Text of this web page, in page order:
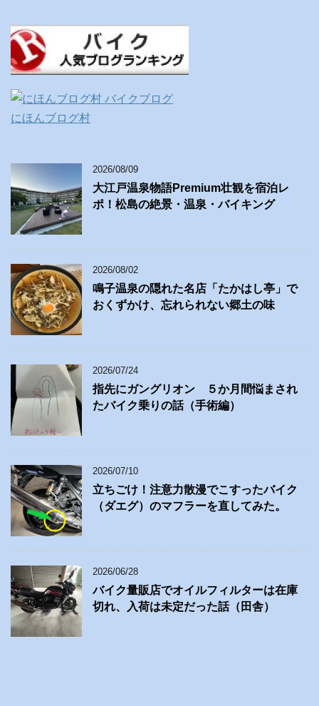
にほんブログ村
2026/08/09
大江戸温泉物語Premium壮観を宿泊レ
ポ！松島の絶景・温泉・バイキング
2026/08/02
鳴子温泉の隠れた名店「たかはし亭」で
おくずかけ、忘れられない郷土の味
2026/07/24
指先にガングリオン ５か月間悩まされ
たバイク乗りの話（手術編）
2026/07/10
立ちごけ！注意力散漫でこすったバイク
（ダエグ）のマフラーを直してみた。
2026/06/28
バイク量販店でオイルフィルターは在庫
切れ、入荷は未定だった話（田舎）